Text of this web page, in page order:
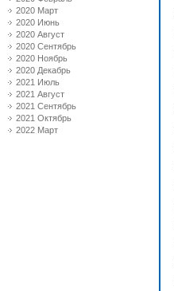
2020 Март
2020 Июнь
2020 Август
2020 Сентябрь
2020 Ноябрь
2020 Декабрь
2021 Июль
2021 Август
2021 Сентябрь
2021 Октябрь
2022 Март